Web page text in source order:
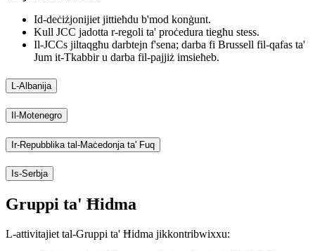
​​Id-deċiżjonijiet jittieħdu b'mod konġunt.
Kull JCC jadotta r-regoli ta' proċedura tiegħu stess.
Il-JCCs jiltaqgħu darbtejn f'sena; darba fi Brussell fil-qafas ta'
Jum it-Tkabbir u darba fil-pajjiż imsieħeb.
L-Albanija
Il-Motenegro
Ir-Repubblika tal-Maċedonja ta' Fuq
Is-Serbja
Gruppi ta​​' Ħidma
L-attivitajiet tal-Gruppi ta' Ħidma jikkontribwixxu: